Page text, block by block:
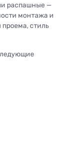
распашные —
монтажа и
стиль